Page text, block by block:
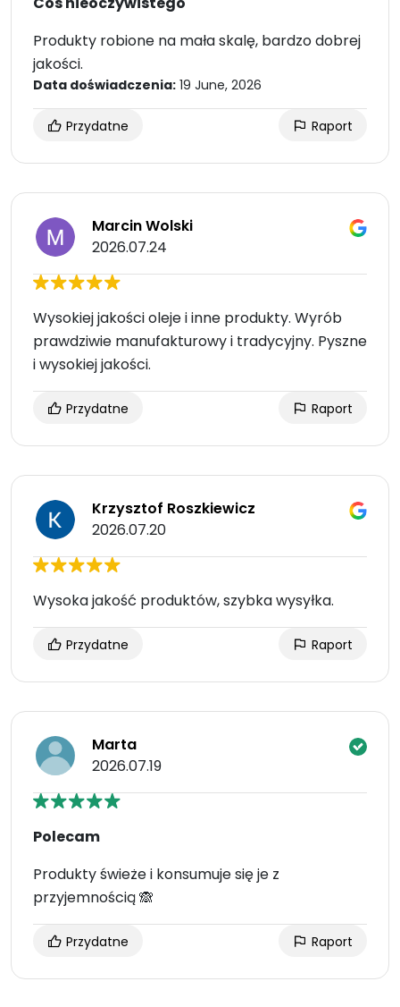
Produkty robione na mała skalę, bardzo dobrej
jakości.
Data doświadczenia: 19 June, 2026
Przydatne Raport
Marcin Wolski
2026.07.24
Wysokiej jakości oleje i inne produkty. Wyrób
prawdziwie manufakturowy i tradycyjny. Pyszne
i wysokiej jakości.
Przydatne Raport
Krzysztof Roszkiewicz
2026.07.20
Wysoka jakość produktów, szybka wysyłka.
Przydatne Raport
Marta
2026.07.19
Polecam
Produkty świeże i konsumuje się je z
przyjemnością 🙈
Przydatne Raport